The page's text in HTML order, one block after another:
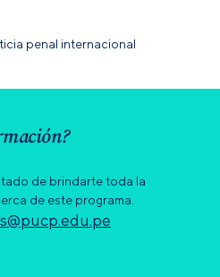
penal internacional
de brindarte toda la
de este programa.